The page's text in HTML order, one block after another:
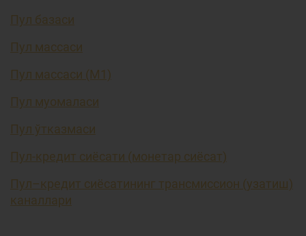
Пул базаси
Пул массаси
Пул массаси (М1)
Пул муомаласи
Пул ўтказмаси
Пул-кредит сиёсати (монетар сиёсат)
Пул–кредит сиёсатининг трансмиссион (узатиш)
каналлари